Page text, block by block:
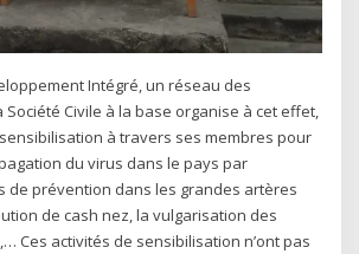
Intégré, un réseau des
Civile à la base organise à cet effet,
à travers ses membres pour
du virus dans le pays par
de prévention dans les grandes artères
de cash nez, la vulgarisation des
Ces activités de sensibilisation n’ont pas